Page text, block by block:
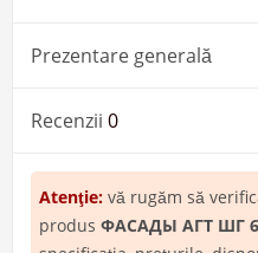
Prezentare generală
Recenzii 0
Atenţie: vă rugăm să
produs ФАСАДЫ АГТ ШГ